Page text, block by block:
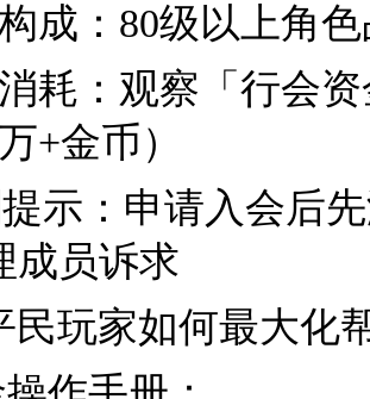
成：80级以上角
耗：观察「行会
+金币）
提示：申请入会后
成员诉求
民玩家如何最大化